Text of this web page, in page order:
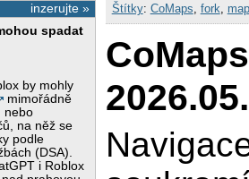
inzerujte »
spadat
by mohly
mimořádně
nebo
na něž se
podle
(DSA).
i Roblox
Štítky: CoMaps fork
CoMaps